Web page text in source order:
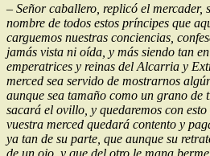
– Señor caballero, replicó el mercader,
nombre de todos estos príncipes que
carguemos nuestras conciencias,
jamás vista ni oída, y más siendo tan
emperatrices y reinas del Alcarria y
merced sea servido de mostrarnos
aunque sea tamaño como un grano de
sacará el ovillo, y quedaremos con esto
vuestra merced quedará contento y
ya tan de su parte, que aunque su
de un ojo, y que del otro le mana